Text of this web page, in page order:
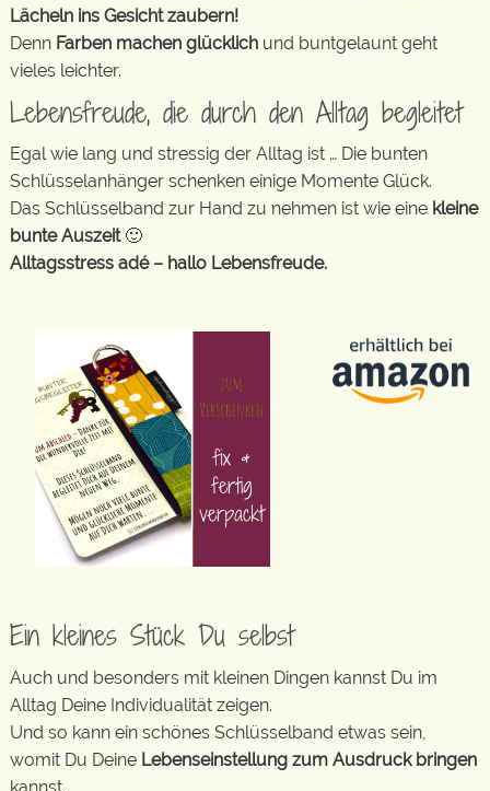
Lächeln ins Gesicht zaubern!
Denn Farben machen glücklich und buntgelaunt geht
vieles leichter.
Lebensfreude, die durch den Alltag begleitet
Egal wie lang und stressig der Alltag ist … Die bunten
Schlüsselanhänger schenken einige Momente Glück.
Das Schlüsselband zur Hand zu nehmen ist wie eine kleine
bunte Auszeit🙂
Alltagsstress adé – hallo Lebensfreude.
Ein kleines Stück Du selbst
Auch und besonders mit kleinen Dingen kannst Du im
Alltag Deine Individualität zeigen.
Und so kann ein schönes Schlüsselband etwas sein,
womit Du Deine Lebenseinstellung zum Ausdruck bringen
kannst.